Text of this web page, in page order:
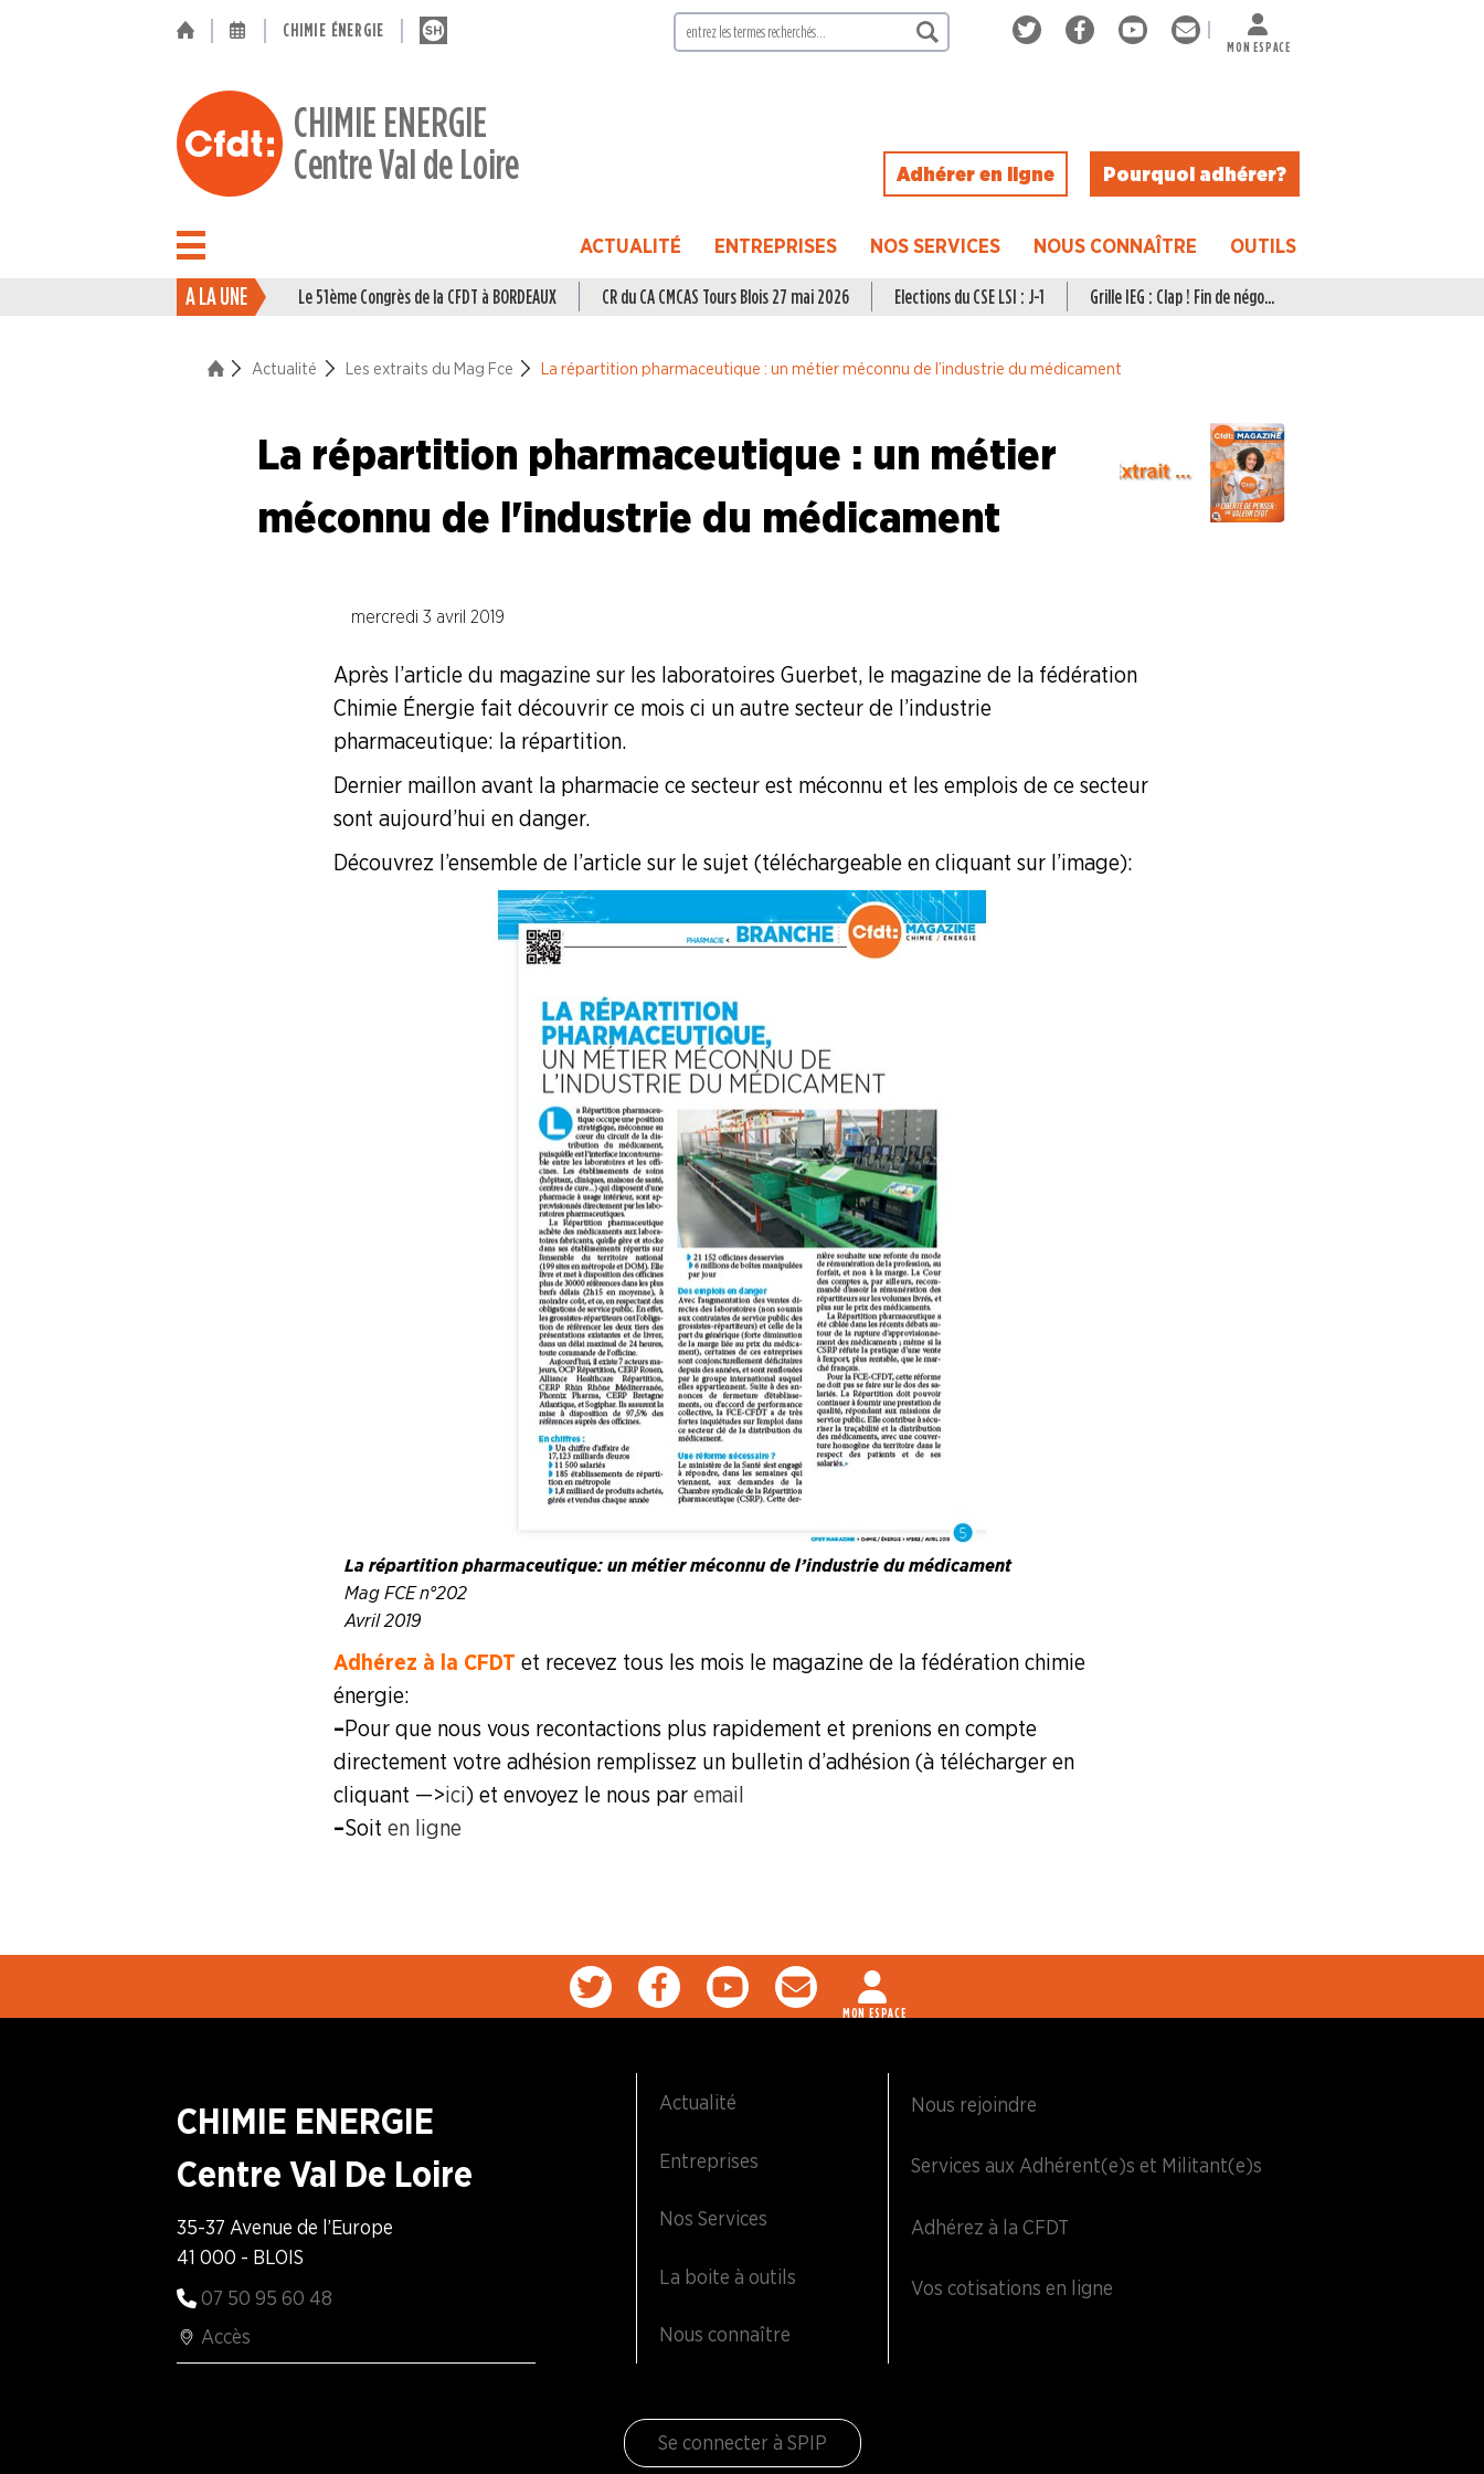
CHIMIE ÉNERGIE
MON ESPACE
CHIMIE ENERGIE
Centre Val de Loire
Adhérer en ligne Pourquoi adhérer ?
ACTUALITÉ
La vie du Syndicat
Les extraits du Mag Fce
Les extraits du CFDT magazine
ACTUALITÉ ENTREPRISES NOS SERVICES NOUS CONNAÎTRE OUTILS
A LA UNE Le 51ème Congrès de la CFDT à BORDEAUX CR du CA CMCAS Tours Blois 27 mai 2026 Elections du CSE LSI : J-1 Grille IEG : Clap ! Fin de négo...
Actualité Les extraits du Mag Fce La répartition pharmaceutique : un métier méconnu de l’industrie du médicament
La répartition pharmaceutique : un métier
méconnu de l'industrie du médicament
mercredi 3 avril 2019
Après l’article du magazine sur les laboratoires Guerbet, le magazine de la fédération
Chimie Énergie fait découvrir ce mois ci un autre secteur de l’industrie
pharmaceutique : la répartition.
Dernier maillon avant la pharmacie ce secteur est méconnu et les emplois de ce secteur
sont aujourd’hui en danger.
Découvrez l’ensemble de l’article sur le sujet (téléchargeable en cliquant sur l’image) :
La répartition pharmaceutique : un métier méconnu de l’industrie du médicament
Mag FCE n°202
Avril 2019
Adhérez à la CFDT et recevez tous les mois le magazine de la fédération chimie
énergie :
–Pour que nous vous recontactions plus rapidement et prenions en compte
directement votre adhésion remplissez un bulletin d’adhésion (à télécharger en
cliquant —>ici) et envoyez le nous par email
–Soit en ligne
MON ESPACE
CHIMIE ENERGIE
Centre Val De Loire
35-37 Avenue de l’Europe
41 000 - BLOIS
07 50 95 60 48
Accès
Actualité
Entreprises
Nos Services
La boite à outils
Nous connaître
Nous rejoindre
Services aux Adhérent(e)s et Militant(e)s
Adhérez à la CFDT
Vos cotisations en ligne
Se connecter à SPIP